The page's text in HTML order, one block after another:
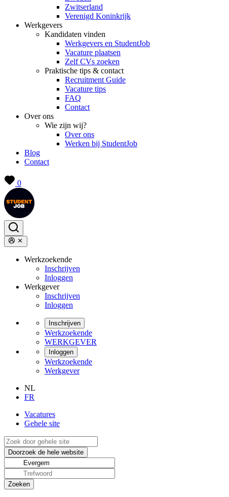
Zwitserland
Verenigd Koninkrijk
Werkgevers
Kandidaten vinden
Werkgevers en StudentJob
Vacature plaatsen
Zelf CVs zoeken
Praktische tips & contact
Recruitment Guide
Vacature tips
FAQ
Contact
Over ons
Wie zijn wij?
Over ons
Werken bij StudentJob
Blog
Contact
0
Werkzoekende
Inschrijven
Inloggen
Werkgever
Inschrijven
Inloggen
Inschrijven
Werkzoekende
WERKGEVER
Inloggen
Werkzoekende
Werkgever
NL
FR
Vacatures
Gehele site